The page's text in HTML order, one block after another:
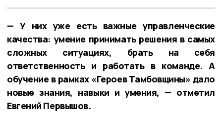
— У них уже есть важные управленческие
качества: умение принимать решения в самых
сложных ситуациях, брать на себя
ответственность и работать в команде. А
обучение в рамках «Героев Тамбовщины» дало
новые знания, навыки и умения, — отметил
Евгений Первышов.